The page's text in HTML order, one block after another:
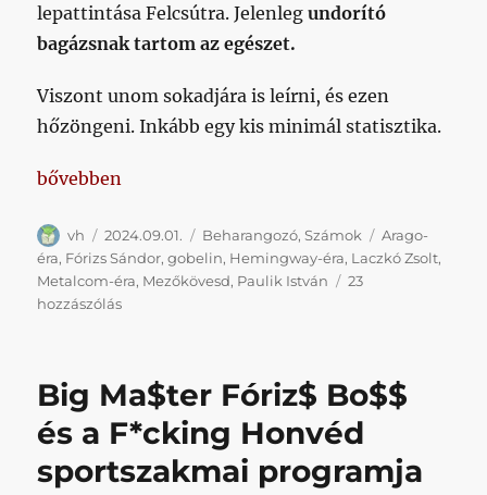
lepattintása Felcsútra. Jelenlegundorító
bagázsnak tartom az egészet.
Viszont unom sokadjára is leírni, és ezen
hőzöngeni. Inkább egy kis minimál statisztika.
„Történelmi tett lenne úgy indítania egy
bővebben
Szerző
vh Közzétéve
2024.09.01. Kategória
Beharangozó,Számok Címke
Arago-
éra, Fórizs Sándor,gobelin, Hemingway-éra, Laczkó Zsolt,
Metalcom-éra, Mezőkövesd, Paulik István
23
hozzászólásTörténelmi
indítania
tulajdonosnak
a
Honvédnál,
Big Ma$ter Fóriz$ Bo$$
és a F*cking Honvéd
sportszakmai programja